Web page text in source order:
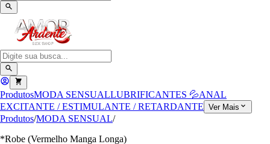
ProdutosMODA SENSUALLUBRIFICANTES 💦ANAL
EXCITANTE / ESTIMULANTE / RETARDANTE Ver Mais
Produtos/MODA SENSUAL/
*Robe (Vermelho Manga Longa)